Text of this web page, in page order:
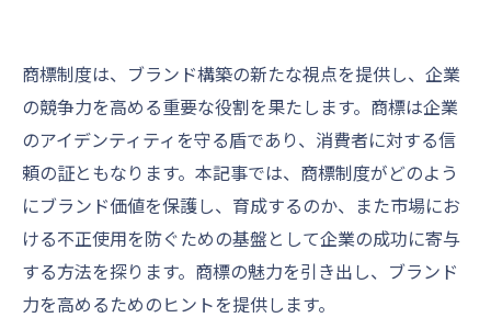
商標制度は、ブランド構築の新たな視点を提供し、企業
の競争力を高める重要な役割を果たします。商標は企業
のアイデンティティを守る盾であり、消費者に対する信
頼の証ともなります。本記事では、商標制度がどのよう
にブランド価値を保護し、育成するのか、また市場にお
ける不正使用を防ぐための基盤として企業の成功に寄与
する方法を探ります。商標の魅力を引き出し、ブランド
力を高めるためのヒントを提供します。